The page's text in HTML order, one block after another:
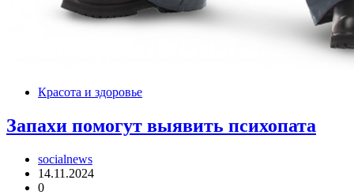
Красота и здоровье
Запахи помогут выявить психопата
socialnews
14.11.2024
0